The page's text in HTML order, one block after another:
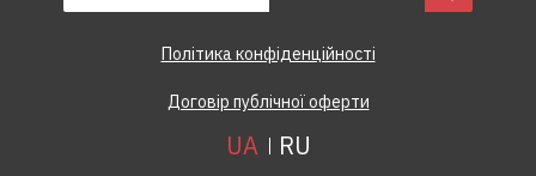
Політика конфіденційності
UA RU
Договір публічної оферти